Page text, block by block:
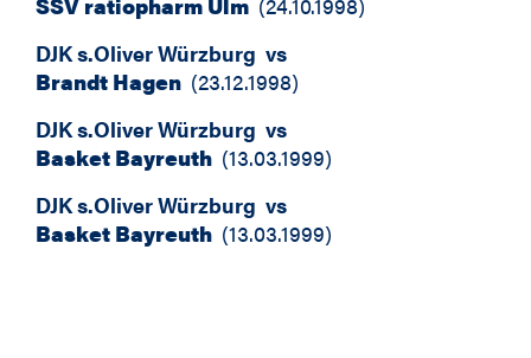
DJK s.Oliver Würzburg vs
Brandt Hagen (23.12.1998)
DJK s.Oliver Würzburg vs
Basket Bayreuth (13.03.1999)
DJK s.Oliver Würzburg vs
Basket Bayreuth (13.03.1999)